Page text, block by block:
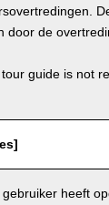
door de
guide is not
heeft